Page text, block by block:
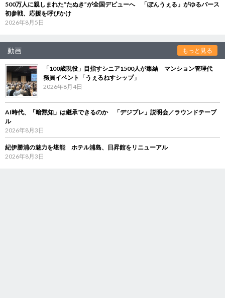
500万人に親しまれた“たぬき”が全国デビューへ 「ぽんうぇる」がゆるバース
初参戦、応援を呼びかけ
2026年8月5日
動画 もっと見る
「100歳現役」目指すシニア1500人が集結 マンション管理代
務員イベント「うぇるねすシップ」
2026年8月4日
AI時代、「暗黙知」は継承できるのか 「デジブレ」説明会／ラウンドテーブ
ル
2026年8月3日
紀伊勝浦の魅力を堪能 ホテル浦島、日昇館をリニューアル
2026年8月3日